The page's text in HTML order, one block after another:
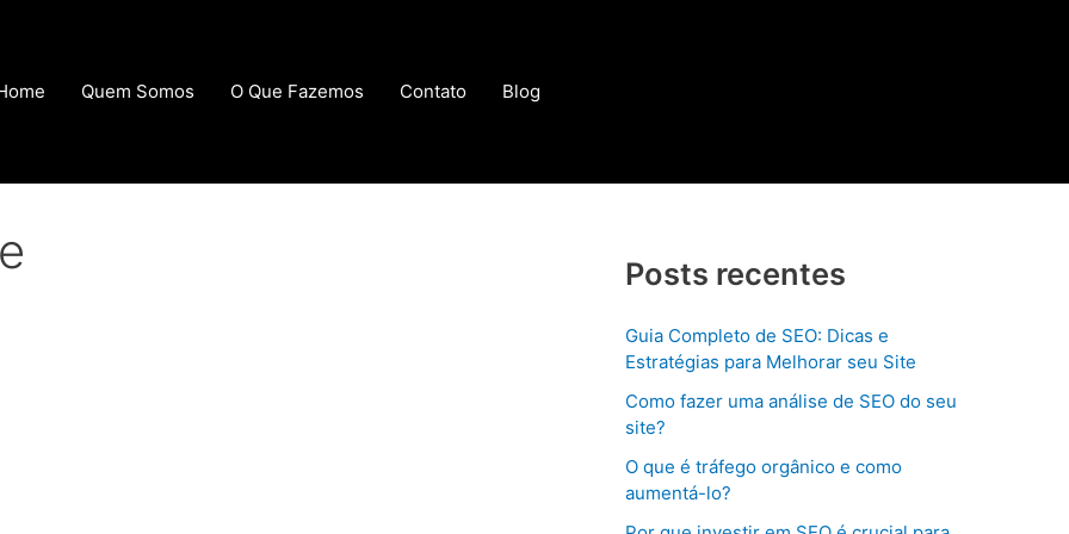
Quem Somos O Que Fazemos Contato Blog
Posts recentes
Guia Completo de SEO: Dicas e
Estratégias para Melhorar seu Site
Como fazer uma análise de SEO do seu
site?
O que é tráfego orgânico e como
aumentá-lo?